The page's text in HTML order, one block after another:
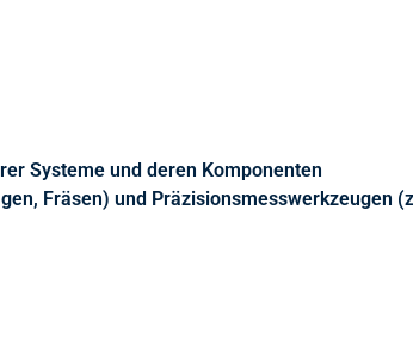
Systeme und deren Komponenten
Fräsen) und Präzisionsmesswerkzeugen